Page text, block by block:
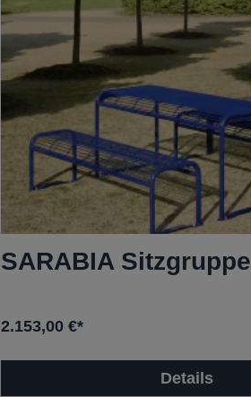
SARABIA Sitzgruppe
2.153,00 €*
Details